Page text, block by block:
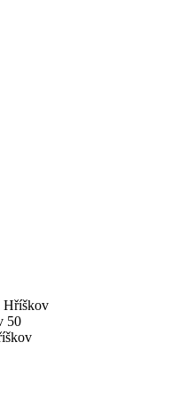
Hříškov
50